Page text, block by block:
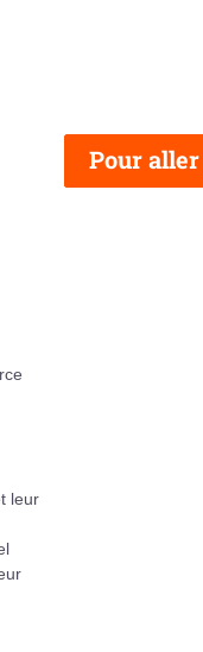
leur
Pour